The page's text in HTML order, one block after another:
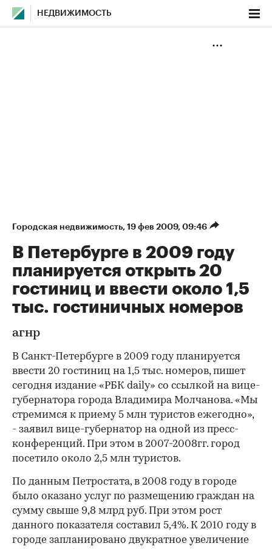
НЕДВИЖИМОСТЬ
Городская недвижимость⁠, 19 фев 2009, 09:46
В Петербурге в 2009 году
планируется открыть 20
гостиниц и ввести около 1,5
тыс. гостиничных номеров
агнр
В Санкт-Петербурге в 2009 году планируется
ввести 20 гостиниц на 1,5 тыс. номеров, пишет
сегодня издание «РБК daily» со ссылкой на вице-
губернатора города Владимира Молчанова. «Мы
стремимся к приему 5 млн туристов ежегодно»,
- заявил вице-губернатор на одной из пресс-
конференций. При этом в 2007-2008гг. город
посетило около 2,5 млн туристов.
По данным Петростата, в 2008 году в городе
было оказано услуг по размещению граждан на
сумму свыше 9,8 млрд руб. При этом рост
данного показателя составил 5,4%. К 2010 году в
городе запланировано двукратное увеличение